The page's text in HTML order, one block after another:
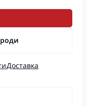
Доставка